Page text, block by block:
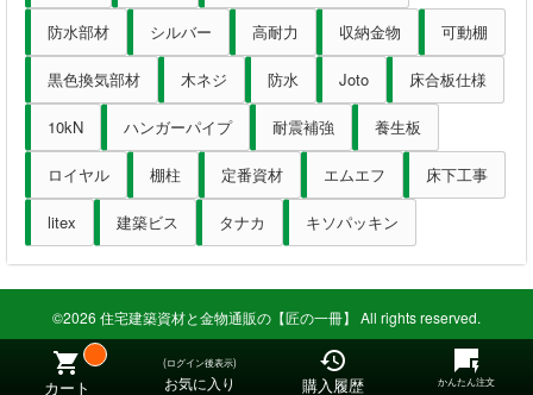
照明
充電工具
エアー工具
電動工具
電動工具刃物
電動工具アクセサリ
防水部材 シルバー 高耐力 収納金物 可動棚
黒色換気部材 木ネジ 防水 Joto 床合板仕様
10kN ハンガーパイプ 耐震補強 養生板
ロイヤル 棚柱 定番資材 エムエフ 床下工事
litex 建築ビス タナカ キソパッキン
©2026 住宅建築資材と金物通販の【匠の一冊】 All rights reserved.
カート
(ログイン後表示)
お気に入り 購入履歴 かんたん注文